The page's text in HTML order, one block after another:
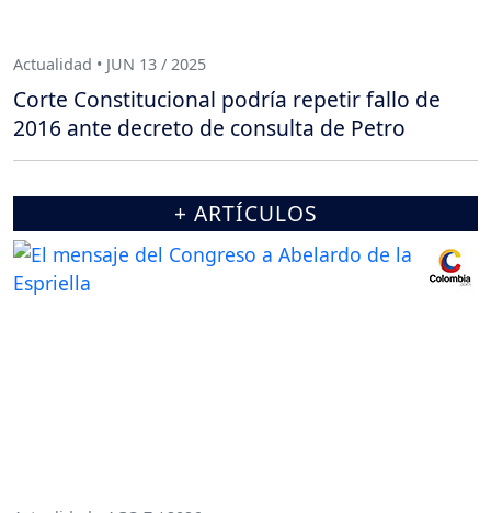
Actualidad • JUN 13 / 2025
Corte Constitucional podría repetir fallo de
2016 ante decreto de consulta de Petro
+ ARTÍCULOS